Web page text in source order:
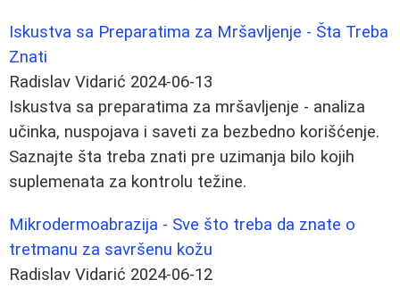
Iskustva sa Preparatima za Mršavljenje - Šta Treba
Znati
Radislav Vidarić 2024-06-13
Iskustva sa preparatima za mršavljenje - analiza
učinka, nuspojava i saveti za bezbedno korišćenje.
Saznajte šta treba znati pre uzimanja bilo kojih
suplemenata za kontrolu težine.
Mikrodermoabrazija - Sve što treba da znate o
tretmanu za savršenu kožu
Radislav Vidarić 2024-06-12